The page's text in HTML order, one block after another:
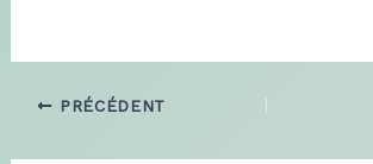
PRÉCÉDENT